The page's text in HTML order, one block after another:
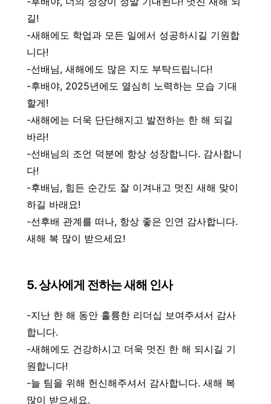
길!
-새해에도 학업과 모든 일에서 성공하시길 기원합
니다!
-선배님, 새해에도 많은 지도 부탁드립니다!
-후배야, 2025년에도 열심히 노력하는 모습 기대
할게!
-새해에는 더욱 단단해지고 발전하는 한 해 되길
바라!
-선배님의 조언 덕분에 항상 성장합니다. 감사합니
다!
-후배님, 힘든 순간도 잘 이겨내고 멋진 새해 맞이
하길 바래요!
-선후배 관계를 떠나, 항상 좋은 인연 감사합니다.
새해 복 많이 받으세요!
5. 상사에게 전하는 새해 인사
-지난 한 해 동안 훌륭한 리더십 보여주셔서 감사
합니다.
-새해에도 건강하시고 더욱 멋진 한 해 되시길 기
원합니다!
-늘 팀을 위해 헌신해주셔서 감사합니다. 새해 복
많이 받으세요.